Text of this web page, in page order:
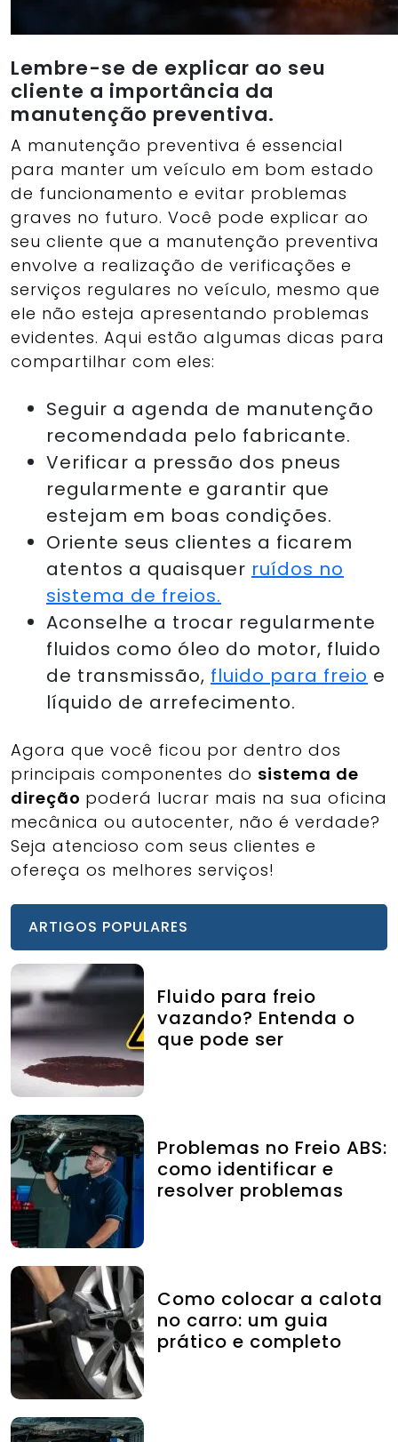
Lembre-se de explicar ao seu
cliente a importância da
manutenção preventiva.
A manutenção preventiva é essencial
para manter um veículo em bom estado
de funcionamento e evitar problemas
graves no futuro. Você pode explicar ao
seu cliente que a manutenção preventiva
envolve a realização de verificações e
serviços regulares no veículo, mesmo que
ele não esteja apresentando problemas
evidentes. Aqui estão algumas dicas para
compartilhar com eles:
Seguir a agenda de manutenção
recomendada pelo fabricante.
Verificar a pressão dos pneus
regularmente e garantir que
estejam em boas condições.
Oriente seus clientes a ficarem
atentos a quaisquer ruídos no
sistema de freios.
Aconselhe a trocar regularmente
fluidos como óleo do motor, fluido
de transmissão, fluido para freio e
líquido de arrefecimento.
Agora que você ficou por dentro dos
principais componentes do sistema de
direção poderá lucrar mais na sua oficina
mecânica ou autocenter, não é verdade?
Seja atencioso com seus clientes e
ofereça os melhores serviços!
ARTIGOS POPULARES
Fluido para freio
vazando? Entenda o
que pode ser
Problemas no Freio ABS:
como identificar e
resolver problemas
Como colocar a calota
no carro: um guia
prático e completo